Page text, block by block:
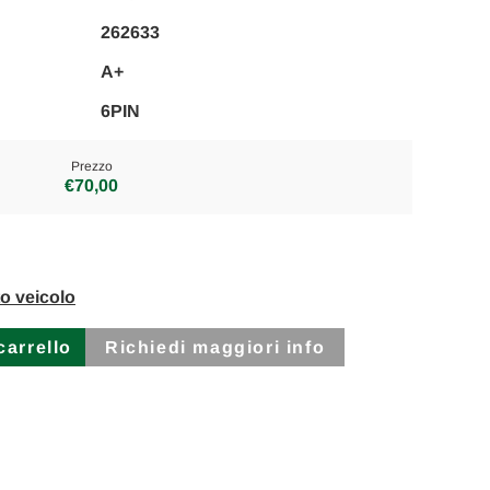
A+
262633
6PIN
Prezzo
€70,00
veicolo
Richiedi maggiori info